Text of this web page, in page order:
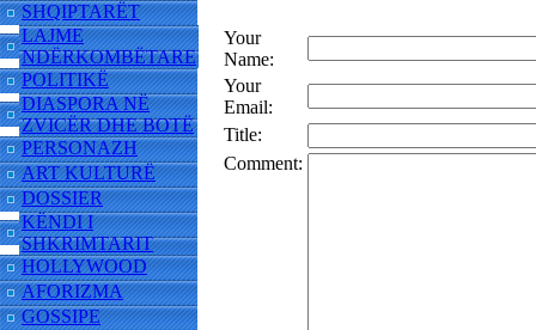
SHQIPTARËT
LAJME
NDËRKOMBËTARE
POLITIKË
DIASPORA NË
ZVICËR DHE BOTË
PERSONAZH
ART KULTURË
DOSSIER
KËNDI I
SHKRIMTARIT
HOLLYWOOD
AFORIZMA
GOSSIPE
Your
Name:
Your
Email:
Title:
Comment: